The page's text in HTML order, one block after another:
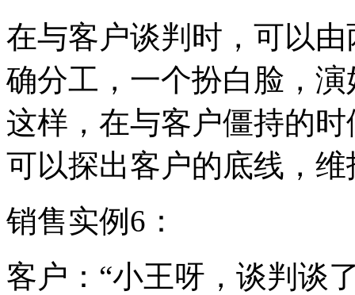
在与客户谈判时，可以
确分工，一个扮白脸，
这样，在与客户僵持的
可以探出客户的底线，
销售实例6：
客户：“小王呀，谈判谈